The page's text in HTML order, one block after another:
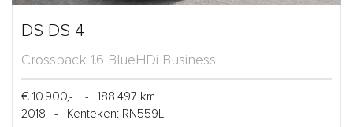
DS DS 4
Crossback 1.6 BlueHDi Business
€ 10.900,- -
188.497 km
2018
- Kenteken: RN559L